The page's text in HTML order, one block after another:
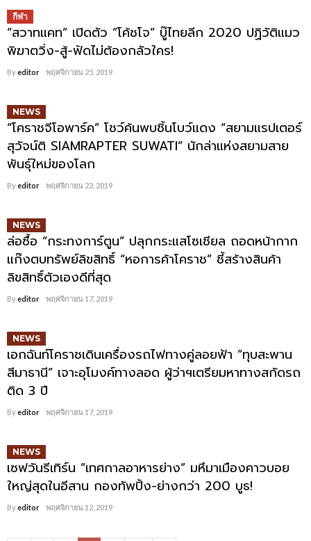
กีฬา
“สวาทแคท” เปิดตัว ”โค้ชโจ” บู๊ไทยลีก 2020 ปฏิวัติแมว
พิฆาตวิ่ง-สู้-ฟัดไม่ต้องกลัวใคร!
Byeditor พฤศจิกายน 25, 2019
NEWS
“โคราชจีโอพาร์ค” โชว์ค้นพบชิ้นโบว์แดง “สยามแรปเตอร์
สุวัจน์ติ SIAMRAPTER SUWATI” นักล่าแห่งสยามสาย
พันธุ์ใหม่ของโลก
Byeditor พฤศจิกายน 23, 2019
NEWS
ล่อซื้อ “กระทงการ์ตูน” ปลุกกระแสโซเชียล ถอดหน้ากาก
แก๊งตบทรัพย์ลิขสิทธิ์ “หอการค้าโคราช” ชี้สร้างสินค้า
ลิขสิทธิ์ตัวเองดีที่สุด
Byeditor พฤศจิกายน 17, 2019
NEWS
เอกฉันท์โคราชเดินเครื่องรถไฟทางคู่ลอยฟ้า “ทุบสะพาน
สีมาธานี” เจาะอุโมงค์ทางลอด ผู้ว่าฯเตรียมหาทางสกัดรถ
ติด 3 ปี
Byeditor พฤศจิกายน 17, 2019
NEWS
เซฟวันรีเทิร์น ”เทศกาลอาหารย่าง” มหึมาเมืองคาวบอย
ใหญ่สุดในอีสาน กองทัพปิ้ง-ย่างกว่า 200 บูธ!
Byeditor พฤศจิกายน 12, 2019